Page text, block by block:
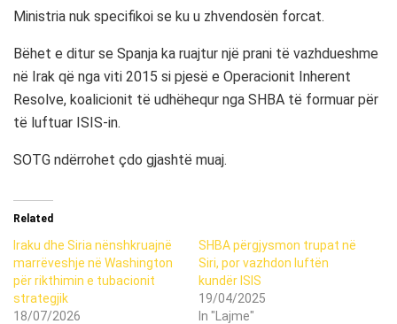
Ministria nuk specifikoi se ku u zhvendosën forcat.
Bëhet e ditur se Spanja ka ruajtur një prani të vazhdueshme
në Irak që nga viti 2015 si pjesë e Operacionit Inherent
Resolve, koalicionit të udhëhequr nga SHBA të formuar për
të luftuar ISIS-in.
SOTG ndërrohet çdo gjashtë muaj.
Related
Iraku dhe Siria nënshkruajnë
marrëveshje në Washington
për rikthimin e tubacionit
strategjik
18/07/2026
SHBA përgjysmon trupat në
Siri, por vazhdon luftën
kundër ISIS
19/04/2025
In "Lajme"